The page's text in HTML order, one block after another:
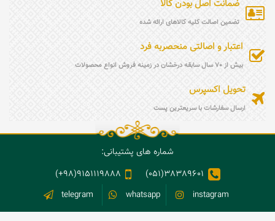
ضمانت اصل بودن کالا
تضمین اصالت کلیه کالاهای ارائه شده
اعتبار و اصالتی منحصربه فرد
بیش از 70 سال سابقه درخشان در زمینه فروش انواع محصولات
تحویل اکسپرس
ارسال سفارشات با سریعترین پست
شماره های پشتیبانی:
38389601(051)
9151119888(98+)
instagram
whatsapp
telegram